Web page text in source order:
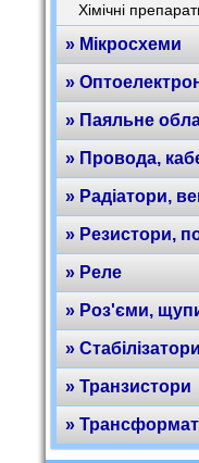
Хімічні
» Мікросхеми
»
» Паяльне
» Провода,
» Радіатори,
» Резистори,
» Реле
» Роз'єми,
»
» Транзистори
»